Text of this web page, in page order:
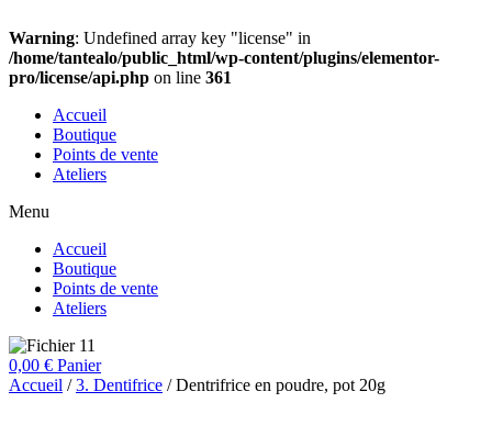
Warning: Undefined array key "license" in
/home/tantealo/public_html/wp-content/plugins/elementor-
pro/license/api.php on line 361
Accueil
Boutique
Points de vente
Ateliers
Menu
Accueil
Boutique
Points de vente
Ateliers
0,00 € Panier
Accueil /3. Dentifrice / Dentrifrice en poudre, pot 20g